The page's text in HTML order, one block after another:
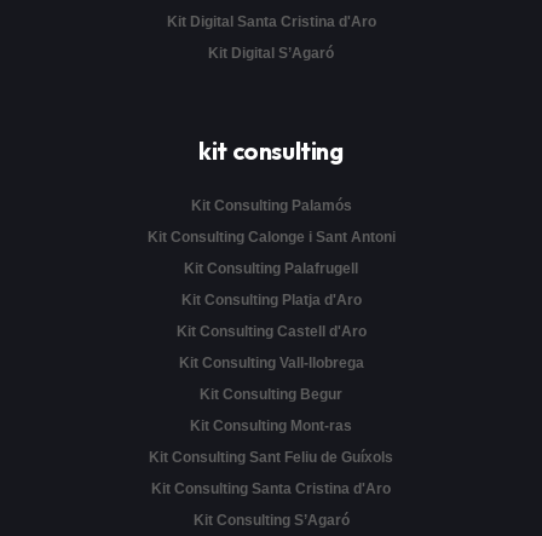
Kit Digital Santa Cristina d'Aro
Kit Digital S’Agaró
kit consulting
Kit Consulting Palamós
Kit Consulting Calonge i Sant Antoni
Kit Consulting Palafrugell
Kit Consulting Platja d'Aro
Kit Consulting Castell d'Aro
Kit Consulting Vall-llobrega
Kit Consulting Begur
Kit Consulting Mont-ras
Kit Consulting Sant Feliu de Guíxols
Kit Consulting Santa Cristina d'Aro
Kit Consulting S’Agaró